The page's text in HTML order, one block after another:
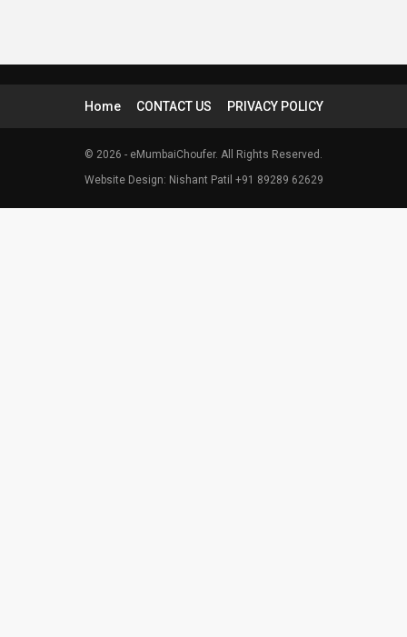
Home CONTACT US PRIVACY POLICY
© 2026 - eMumbaiChoufer. All Rights Reserved.
Website Design: Nishant Patil +91 89289 62629